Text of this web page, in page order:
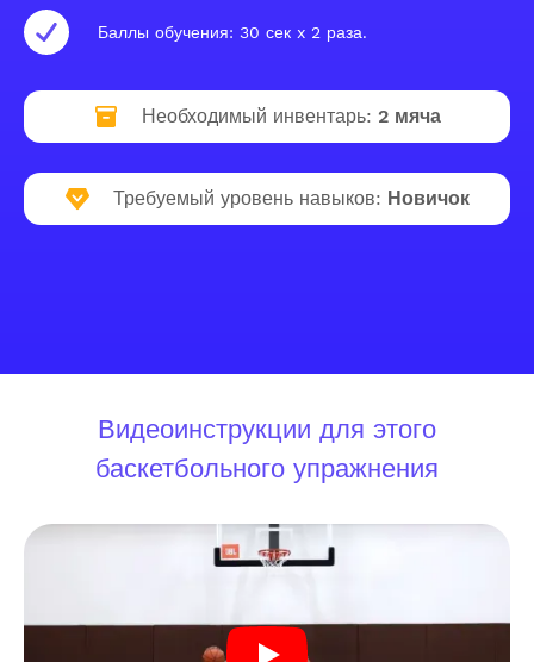
Баллы обучения: 30 сек x 2 раза.
Необходимый инвентарь: 2 мяча
Требуемый уровень навыков: Новичок
Видеоинструкции для этого
баскетбольного упражнения